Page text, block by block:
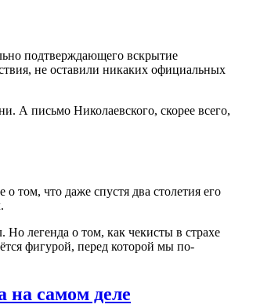
подтверждающего вскрытие
не оставили никаких официальных
. А письмо Николаевского, скорее всего,
том, что даже спустя два столетия его
легенда о том, как чекисты в страхе
фигурой, перед которой мы по-
на самом деле